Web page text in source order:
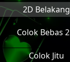
2D Belakang
Colok Bebas
Colok Jitu